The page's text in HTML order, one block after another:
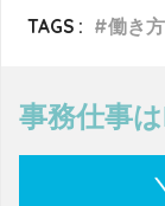
TAGS :
働き方
事務仕事